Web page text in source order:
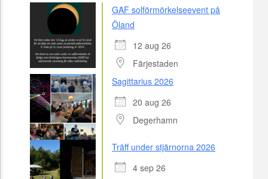
GAF solförmörkelseevent på
Öland
12 aug 26
Färjestaden
Sagittarius 2026
20 aug 26
Degerhamn
Träff under stjärnorna 2026
4 sep 26